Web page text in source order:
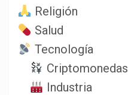
Religión
Salud
Tecnología
Criptomonedas
Industria